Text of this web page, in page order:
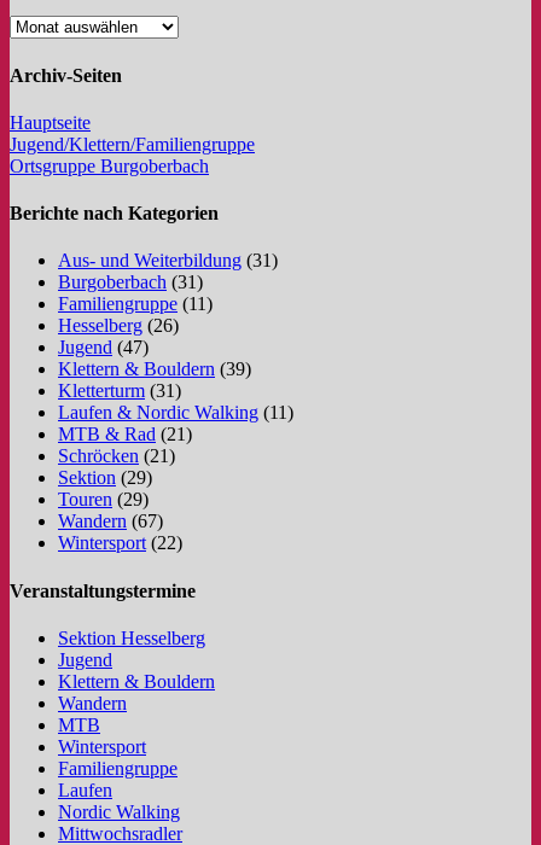
Archiv-Seiten
Hauptseite
Jugend/Klettern/Familiengruppe
Ortsgruppe Burgoberbach
Berichte nach Kategorien
Aus- und Weiterbildung (31)
Burgoberbach (31)
Familiengruppe (11)
Hesselberg (26)
Jugend (47)
Klettern & Bouldern (39)
Kletterturm (31)
Laufen & Nordic Walking (11)
MTB & Rad (21)
Schröcken (21)
Sektion (29)
Touren (29)
Wandern (67)
Wintersport(22)
Veranstaltungstermine
Sektion Hesselberg
Jugend
Klettern & Bouldern
Wandern
MTB
Wintersport
Familiengruppe
Laufen
Nordic Walking
Mittwochsradler